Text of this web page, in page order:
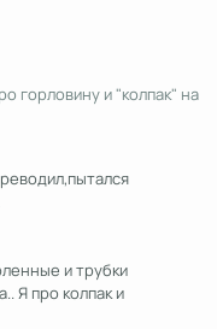
горловину и "колпак" на
и трубки
Я про колпак и